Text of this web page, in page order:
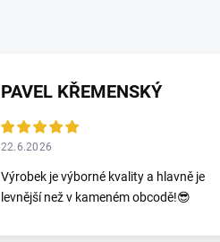
PAVEL KŘEMENSKÝ
22.6.2026
Výrobek je výborné kvality a hlavně je
levnější než v kameném obcodě!😎